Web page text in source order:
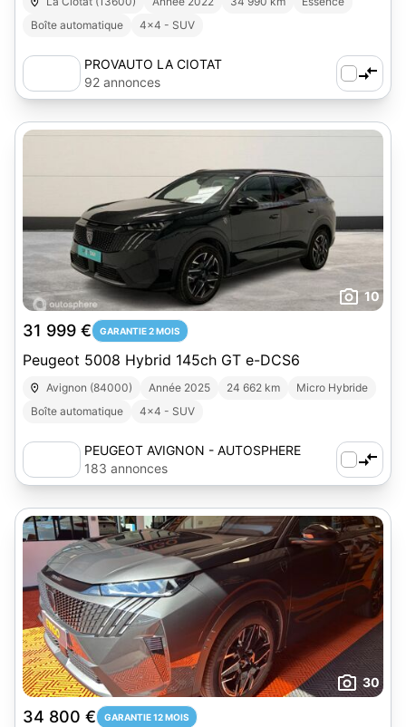
Boîte automatique
4x4 - SUV
PROVAUTO LA CIOTAT
92 annonces
10
31 999 € GARANTIE 2 MOIS
Peugeot 5008 Hybrid 145ch GT e-DCS6
Avignon (84000) Année 2025 24 662 km
Micro Hybride
Boîte automatique
4x4 - SUV
PEUGEOT AVIGNON - AUTOSPHERE
183 annonces
30
34 800 € GARANTIE 12 MOIS